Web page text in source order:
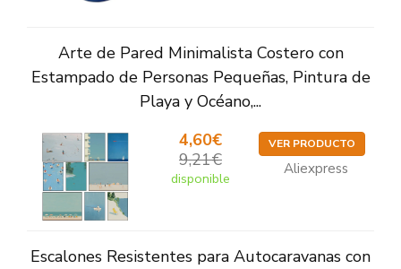
Arte de Pared Minimalista Costero con
Estampado de Personas Pequeñas, Pintura de
Playa y Océano,...
4,60€
9,21€
disponible
VER PRODUCTO
Aliexpress
Escalones Resistentes para Autocaravanas con